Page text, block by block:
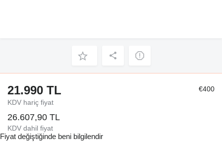
21.990 TL
KDV hariç fiyat
€400
26.607,90 TL
KDV dahil fiyat
Fiyat değiştiğinde beni bilgilendir